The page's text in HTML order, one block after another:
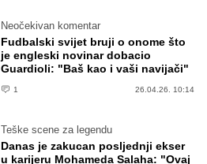
Neočekivan komentar
Fudbalski svijet bruji o onome što
je engleski novinar dobacio
Guardioli: "Baš kao i vaši navijači"
1 26.04.26. 10:14
Teške scene za legendu
Danas je zakucan posljednji ekser
u karijeru Mohameda Salaha: "Ovaj